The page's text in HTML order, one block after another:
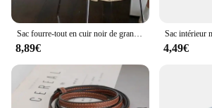
8,89€ 4,49€